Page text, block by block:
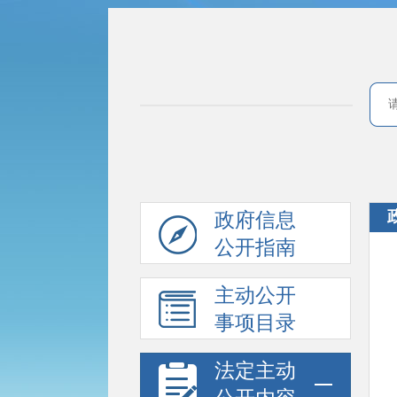
政府信息
公开指南
主动公开
事项目录
法定主动